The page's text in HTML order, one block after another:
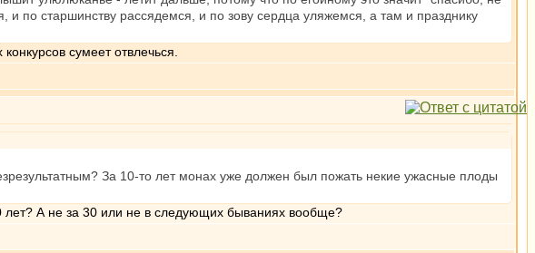
и по старшинству рассядемся, и по зову сердца уляжемся, а там и празднику
сумеет отвлечься.
За 10-то лет монах уже должен был пожать некие ужасные плоды
лет? А не за 30 или не в следующих бываниях вообще?